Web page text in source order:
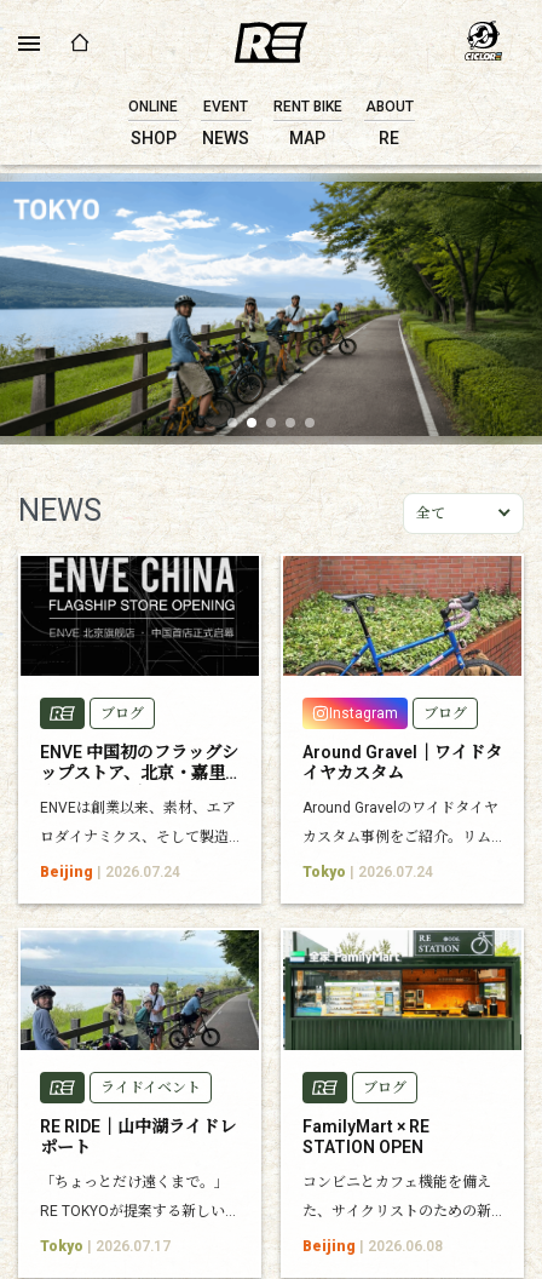
ONLINE
SHOP
EVENT
NEWS
RENT BIKE
MAP
ABOUT
RE
NEWS 全て
ブログ
ENVE 中国初のフラッグシ
ップストア、北京・嘉里
ENVEは創業以来、素材、エア
ロダイナミクス、そして製造
技術を追求し続け、自転車の
た。 そのENVEが、新たな拠点
として中国に本格展開しま
す。 2026年7月26日、ENVE中
国初となるフラッグシップス
トアが、北京・嘉里中
Beijing | 2026.07.24
Instagram ブログ
Around Gravel｜ワイドタ
イヤカスタム
Around Gravelのワイドタイヤ
カスタム事例をご紹介。リム
幅の違いによる見た目やクリ
Tokyo | 2026.07.24
ライドイベント
RE RIDE｜山中湖ライドレ
ポート
「ちょっとだけ遠くまで。」
RE TOKYOが提案する新しいラ
イドスタイル。その第一回と
Tokyo | 2026.07.17
ブログ
FamilyMart × RE
STATION OPEN
コンビニとカフェ機能を備え
た、サイクリストのための新
しいコミュニティステーショ
Beijing | 2026.06.08